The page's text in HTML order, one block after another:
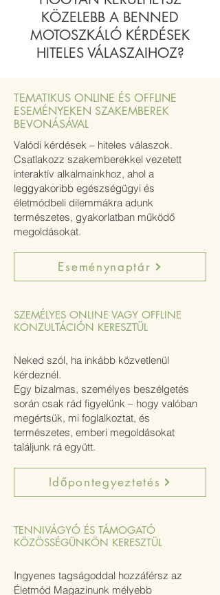
KÖZELEBB A BENNED
MOTOSZKÁLÓ KÉRDÉSEK
HITELES VÁLASZAIHOZ?
TEMATIKUS ONLINE ÉS OFFLINE
ESEMÉNYEKEN SZAKEMBEREK
BEVONÁSÁVAL
Valódi kérdések – hiteles válaszok.
Csatlakozz szakemberekkel vezetett
interaktív alkalmainkhoz, ahol a
leggyakoribb egészségügyi és
életmódbeli dilemmákra adunk
természetes, gyakorlatban működő
megoldásokat.
Eseménynaptár
SZEMÉLYES ONLINE VAGY OFFLINE
KONZULTÁCIÓN KERESZTÜL
Neked szól, ha inkább közvetlenül
kérdeznél.
Egy bizalmas, személyes beszélgetés
során csak rád figyelünk – hogy valóban
megértsük, mi foglalkoztat, és
természetes, emberi megoldásokat
találjunk rá együtt.
Időpontegyeztetés
TENNIVÁGYÓ ÉS TÁMOGATÓ
KÖZÖSSÉGÜNKÖN KERESZTÜL
Ingyenes tagságoddal hozzáférsz az
Életmód Magazinunk mélyebb